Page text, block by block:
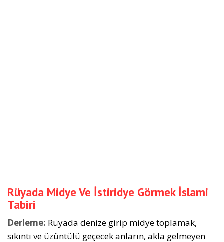
Rüyada Midye Ve İstiridye Görmek İslami
Tabiri
Derleme: Rüyada denize girip midye toplamak,
sıkıntı ve üzüntülü geçecek anların, akla gelmeyen